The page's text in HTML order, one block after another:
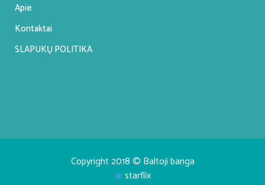
Apie
Kontaktai
SLAPUKŲ POLITIKA
Copyright 2018 © Baltoji banga
starflix